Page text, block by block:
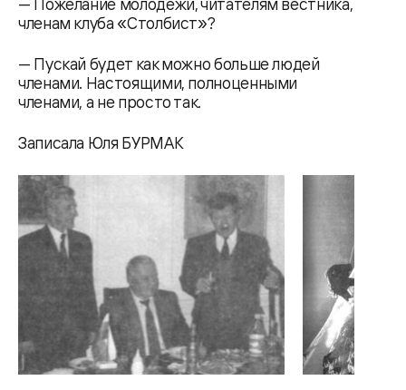
членам клуба «Столбист»?
— Пускай будет как можно больше людей
членами. Настоящими, полноценными
членами, а не просто так.
Записала Юля БУРМАК